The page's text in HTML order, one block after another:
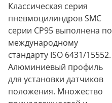
Классическая серия
пневмоцилиндров SMC
серии CP95 выполнена по
международному
стандарту ISO 6431/15552.
Алюминиевый профиль
для установки датчиков
положения. Множество